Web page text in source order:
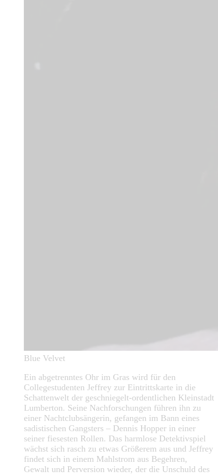
Blue Velvet
Ein abgetrenntes Ohr im Gras wird für den
Collegestudenten Jeffrey zur Eintrittskarte in die
Schattenwelt der geschniegelt-ordentlichen Kleinstadt
Lumberton. Seine Nachforschungen führen ihn zu
einer Nachtclubsängerin, gefangen im Bann eines
sadistischen Gangsters – Dennis Hopper in einer
seiner fiesesten Rollen. Das harmlose Detektivspiel
wächst sich rasch zu etwas Größerem aus und Jeffrey
findet sich in einem Mahlstrom aus Begehren,
Gewalt und Perversion wieder, der die Unschuld des